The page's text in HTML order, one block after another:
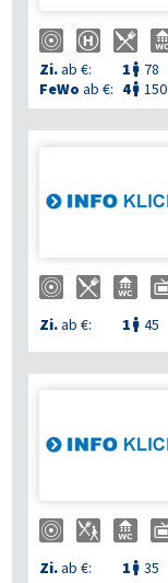
Zi.ab €: 1  78
FeWo ab €: 4 150
Zi.ab €: 1  45
Zi.ab €: 1  35